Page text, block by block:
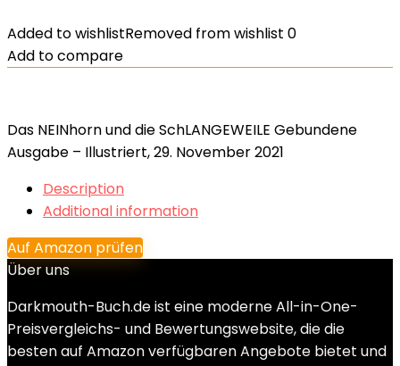
Added to wishlistRemoved from wishlist 0
Add to compare
Das NEINhorn und die SchLANGEWEILE Gebundene
Ausgabe – Illustriert, 29. November 2021
Description
Additional information
Auf Amazon prüfen
Über uns
Darkmouth-Buch.de ist eine moderne All-in-One-
Preisvergleichs- und Bewertungswebsite, die die
besten auf Amazon verfügbaren Angebote bietet und